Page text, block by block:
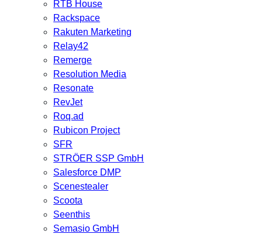
RTB House
Rackspace
Rakuten Marketing
Relay42
Remerge
Resolution Media
Resonate
RevJet
Roq.ad
Rubicon Project
SFR
STRÖER SSP GmbH
Salesforce DMP
Scenestealer
Scoota
Seenthis
Semasio GmbH